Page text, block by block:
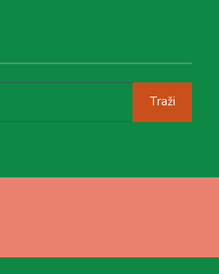
Traži